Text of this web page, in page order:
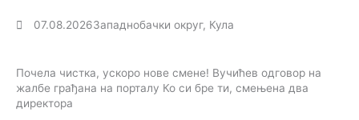
07.08.2026Западнобачки округ, Кула
Почела чистка, ускоро нове смене! Вучићев одговор на
жалбе грађана на порталу Ко си бре ти, смењена два
директора